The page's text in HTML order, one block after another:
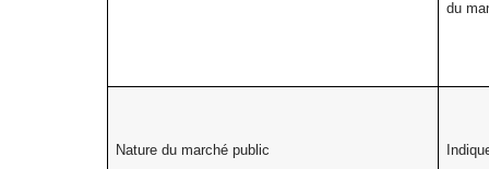
du
Nature du marché public